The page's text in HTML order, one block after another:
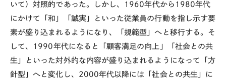
いて）対照的であった。しかし、1960年代から1980年代
にかけて「和」「誠実」といった従業員の行動を指し示す要
素が盛り込まれるようになり、「規範型」へと移行する。そ
して、1990年代になると「顧客満足の向上」「社会との共
生」といった対外的な内容が盛り込まれるようになって「方
針型」へと変化し、2000年代以降には「社会との共生」に